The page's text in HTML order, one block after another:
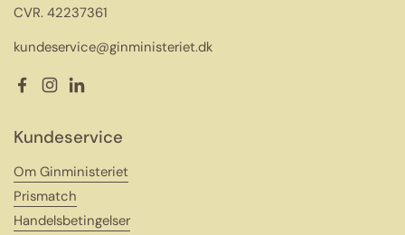
CVR. 42237361
kundeservice@ginministeriet.dk
Facebook
Instagram
LinkedIn
Kundeservice
Om Ginministeriet
Prismatch
Handelsbetingelser